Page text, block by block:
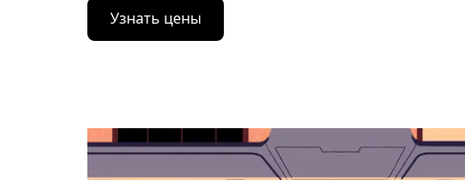
Нажмите
стрелку
вниз,
выбрать
дату.
Узнать цены